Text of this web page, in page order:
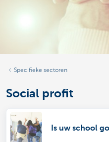
Specifieke sectoren
Social profit
Is uw school